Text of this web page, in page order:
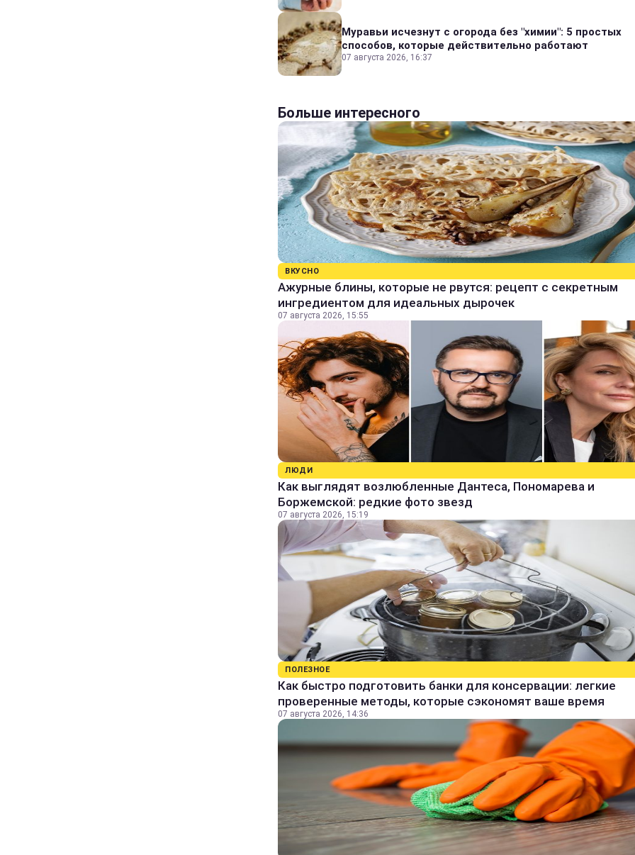
Муравьи исчезнут с огорода без "химии": 5 простых
способов, которые действительно работают
07 августа 2026, 16:37
Больше интересного
ВКУСНО
Ажурные блины, которые не рвутся: рецепт с секретным
ингредиентом для идеальных дырочек
07 августа 2026, 15:55
ЛЮДИ
Как выглядят возлюбленные Дантеса, Пономарева и
Боржемской: редкие фото звезд
07 августа 2026, 15:19
ПОЛЕЗНОЕ
Как быстро подготовить банки для консервации: легкие
проверенные методы, которые сэкономят ваше время
07 августа 2026, 14:36